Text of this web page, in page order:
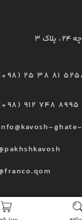
۳
25 38 81
912 748 8995